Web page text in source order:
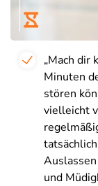
„Mach dir
Minuten
stören
vielleicht
und